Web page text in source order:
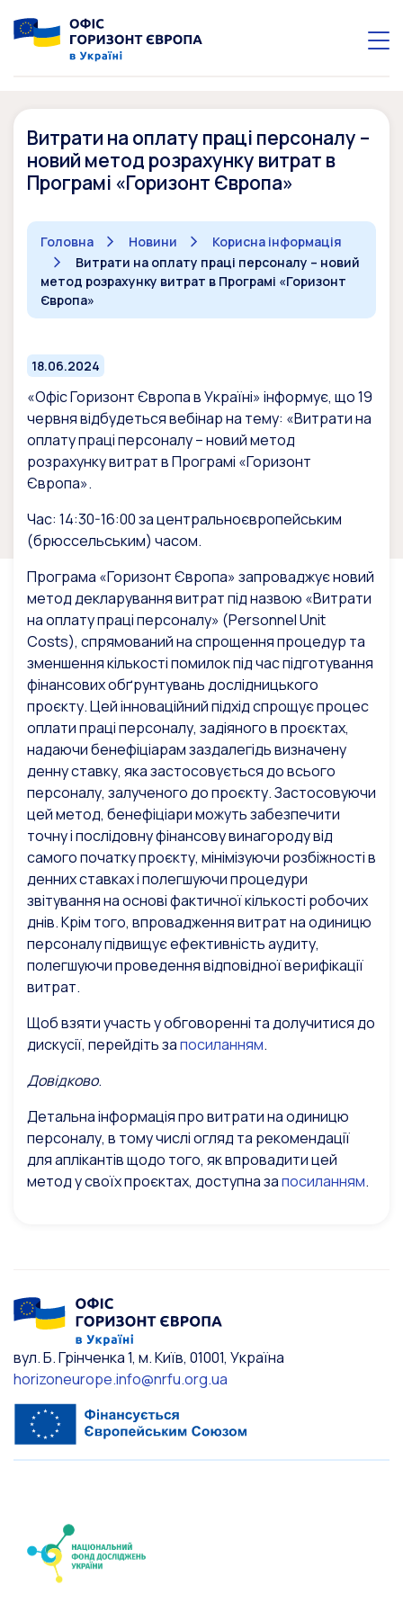
Витрати на оплату праці персоналу –
новий метод розрахунку витрат в
Програмі «Горизонт Європа»
Головна Новини
Корисна інформація
Витрати на оплату праці персоналу – новий
метод розрахунку витрат в Програмі «Горизонт
Європа»
18.06.2024
«Офіс Горизонт Європа в Україні» інформує, що 19
червня відбудеться вебінар на тему: «Витрати на
оплату праці персоналу – новий метод
розрахунку витрат в Програмі «Горизонт
Європа».
Час: 14:30-16:00 за центральноєвропейським
(брюссельським) часом.
Програма «Горизонт Європа» запроваджує новий
метод декларування витрат під назвою «Витрати
на оплату праці персоналу» (Personnel Unit
Costs), спрямований на спрощення процедур та
зменшення кількості помилок під час підготування
фінансових обґрунтувань дослідницького
проєкту. Цей інноваційний підхід спрощує процес
оплати праці персоналу, задіяного в проєктах,
надаючи бенефіціарам заздалегідь визначену
денну ставку, яка застосовується до всього
персоналу, залученого до проєкту. Застосовуючи
цей метод, бенефіціари можуть забезпечити
точну і послідовну фінансову винагороду від
самого початку проєкту, мінімізуючи розбіжності в
денних ставках і полегшуючи процедури
звітування на основі фактичної кількості робочих
днів. Крім того, впровадження витрат на одиницю
персоналу підвищує ефективність аудиту,
полегшуючи проведення відповідної верифікації
витрат.
Щоб взяти участь у обговоренні та долучитися до
дискусії, перейдіть запосиланням.
Довідково.
Детальна інформація про витрати на одиницю
персоналу, в тому числі огляд та рекомендації
для аплікантів щодо того, як впровадити цей
метод у своїх проєктах, доступна запосиланням.
вул. Б. Грінченка 1, м. Київ, 01001, Україна
horizoneurope.info@nrfu.org.ua